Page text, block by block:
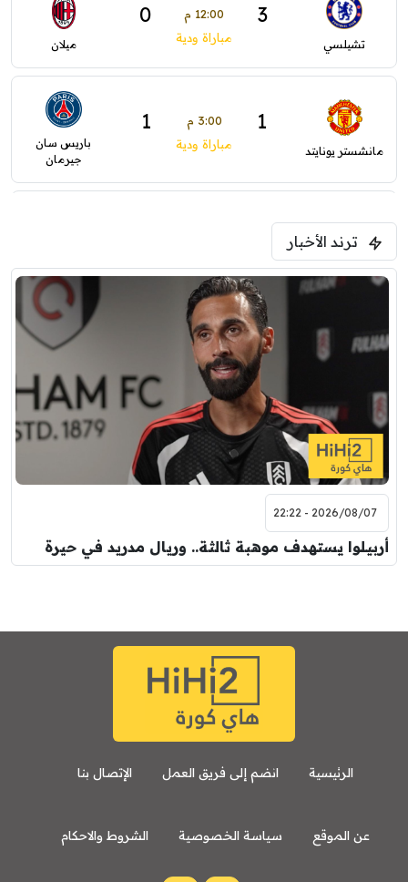
تشيلسي
3 12:00 م 0
مباراة ودية ميلان
مانشستر يونايتد
1 3:00 م 1
مباراة ودية
باريس سان
جيرمان
فرينتسفاروشي
برشلونة
7:00 م
مباراة ودية
اودينيزي
8:00 م
مباراة ودية
ترند الأخبار
2026/08/07 - 22:22
أربيلوا يستهدف موهبة ثالثة.. وريال مدريد في حيرة
الرئيسية انضم إلى فريق العمل الإتصال بنا
عن الموقع سياسة الخصوصية الشروط والاحكام